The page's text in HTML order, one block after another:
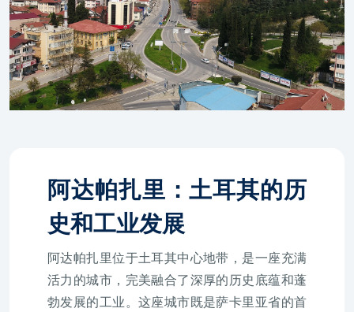
阿达帕扎里：土耳其的历
史和工业发展
阿达帕扎里位于土耳其中心地带，是一座充满
活力的城市，完美融合了深厚的历史底蕴和蓬
勃发展的工业。这座城市既是萨卡里亚省的首